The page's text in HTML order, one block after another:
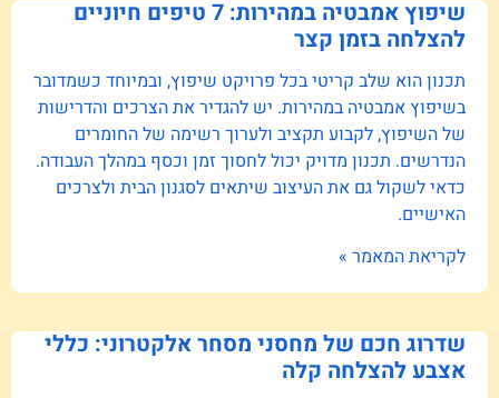
שיפוץ אמבטיה במהירות: 7 טיפים חיוניים
להצלחה בזמן קצר
תכנון הוא שלב קריטי בכל פרויקט שיפוץ, ובמיוחד כשמדובר
בשיפוץ אמבטיה במהירות. יש להגדיר את הצרכים והדרישות
של השיפוץ, לקבוע תקציב ולערוך רשימה של החומרים
הנדרשים. תכנון מדויק יכול לחסוך זמן וכסף במהלך העבודה.
כדאי לשקול גם את העיצוב שיתאים לסגנון הבית ולצרכים
האישיים.
לקריאת המאמר »
שדרוג חכם של מחסני מסחר אלקטרוני: כללי
אצבע להצלחה קלה